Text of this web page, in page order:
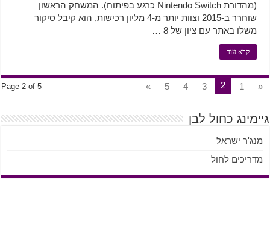
(מהדורת Nintendo Switch כרגע בפיתוח). המשחק הראשון
שוחרר ב-2015 וצוות יותר מ-4 מליון רכישות, הוא קיבל סיקור
משלו באתר עם ציון של 8 …
קרא עוד
Page 2 of 5 «
1
2
3
4
5
»
גיימינג כחול לבן
מנג'ר ישראל
מדריכים לחול